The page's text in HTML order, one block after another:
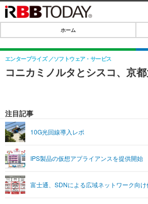
IT・デジタル
SPEED TEST
ライフ
リリース一覧
プッシュ通知の停止方法
ホーム
コニカミノルタとシスコ、京
エンタープライズ ソフトウェア・サービス
注目記事
10G光回線導入レポ
IPS製品の仮想アプライアンスを提供開
富士通、SDNによる広域ネットワーク向